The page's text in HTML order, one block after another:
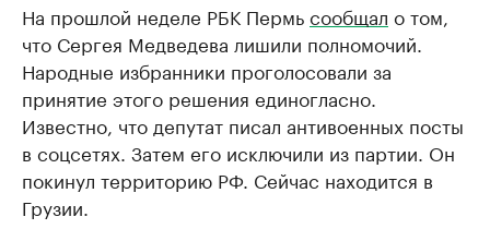
На прошлой неделе РБК Пермьсообщал о том,
что Сергея Медведева лишили полномочий.
Народные избранники проголосовали за
принятие этого решения единогласно.
Известно, что депутат писал антивоенных посты
в соцсетях. Затем его исключили из партии. Он
покинул территорию РФ. Сейчас находится в
Грузии.